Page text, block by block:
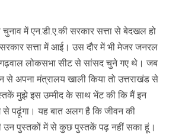
में एन.डी.ए.की सरकार सत्ता से बेदखल हो
सत्ता में आई। उस दौर में भी मेजर जनरल
लोकसभा सीट से सांसद चुने गए थे। जब
से अपना मंत्रालय खाली किया तो उत्तराखंड से
मुझे इस उम्मीद के साथ भेंट की कि मैं इन
से पढ़ूंगा। यह बात अलग है कि जीवन की
उन पुस्तकों में से कुछ पुस्तकें पढ़ नहीं सका हूं।